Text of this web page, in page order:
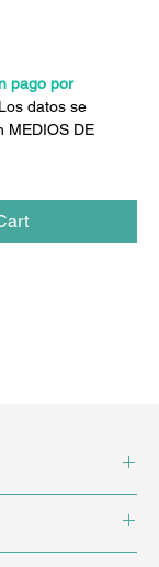
pago por
Los datos se
MEDIOS DE